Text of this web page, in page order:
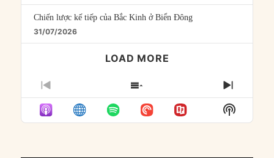
Chiến lược kế tiếp của Bắc Kinh ở Biển Đông
31/07/2026
LOAD MORE
PREVIOUS
EPISODE
SHOW
EPISODES
LIST
NEXT
Show
Podcast